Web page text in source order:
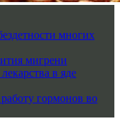
многих
мигрени
в яде
гормонов во